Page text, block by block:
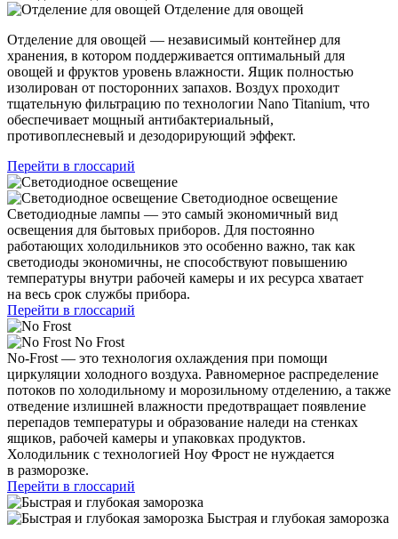
Отделение для овощей
Отделение для овощей — независимый контейнер для
хранения, в котором поддерживается оптимальный для
овощей и фруктов уровень влажности. Ящик полностью
изолирован от посторонних запахов. Воздух проходит
тщательную фильтрацию по технологии Nano Titanium, что
обеспечивает мощный антибактериальный,
противоплесневый и дезодорирующий эффект.
Перейти в глоссарий
Светодиодное освещение
Светодиодные лампы — это самый экономичный вид
освещения для бытовых приборов. Для постоянно
работающих холодильников это особенно важно, так как
светодиоды экономичны, не способствуют повышению
температуры внутри рабочей камеры и их ресурса хватает
на весь срок службы прибора.
Перейти в глоссарий
No Frost
No-Frost — это технология охлаждения при помощи
циркуляции холодного воздуха. Равномерное распределение
потоков по холодильному и морозильному отделению, а также
отведение излишней влажности предотвращает появление
перепадов температуры и образование наледи на стенках
ящиков, рабочей камеры и упаковках продуктов.
Холодильник с технологией Ноу Фрост не нуждается
в разморозке.
Перейти в глоссарий
Быстрая и глубокая заморозка